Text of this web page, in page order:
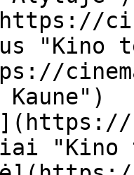
"Kino
"Kino